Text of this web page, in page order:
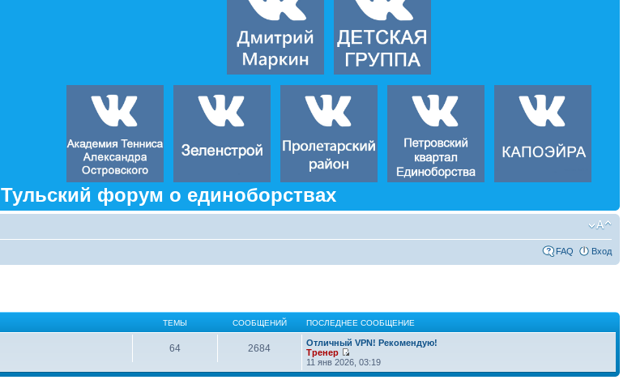
Тульский форум о единоборствах
FAQ Вход
ТЕМЫ СООБЩЕНИЙ ПОСЛЕДНЕЕ СООБЩЕНИЕ
64 2684
Отличный VPN! Рекомендую!
Тренер
11 янв 2026, 03:19